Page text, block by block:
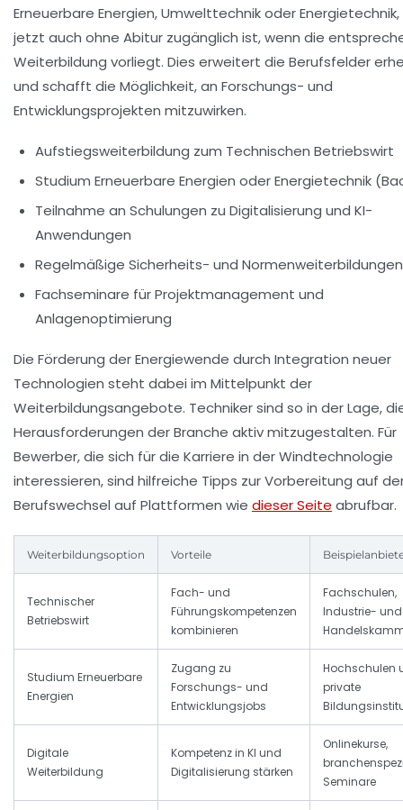
Erneuerbare Energien, Umwelttechnik oder
jetzt auch ohne Abitur zugänglich ist, wenn die
Weiterbildung vorliegt. Dies erweitert die Berufsfelder
und schafft die Möglichkeit, an Forschungs- und
Entwicklungsprojekten mitzuwirken.
Aufstiegsweiterbildung zum Technischen Betriebswirt
Studium Erneuerbare Energien oder Energie­technik
Teilnahme an Schulungen zu Digitalisierung und KI-
Anwendungen
Regelmäßige Sicherheits- und Normenweiterbildungen
Fachseminare für Projektmanagement und
Anlagenoptimierung
Die Förderung der Energie­wende durch Integration neuer
Technologien steht dabei im Mittelpunkt der
Weiterbildungsangebote. Techniker sind so in der Lage,
Herausforderungen der Branche aktiv mitzugestalten. Für
Bewerber, die sich für die Karriere in der Windtechnologie
interessieren, sind hilfreiche Tipps zur Vorbereitung auf
Berufswechsel auf Plattformen wie dieser Seite abrufbar.
Weiterbildungsoption Vorteile
Technischer
Betriebswirt
Fach- und
Führungskompetenzen
kombinieren
Fachschulen,
Industrie- und
Studium Erneuerbare
Energien
Zugang zu
Forschungs- und
Entwicklungsjobs
Hochschulen
private
Digitale
Weiterbildung
Kompetenz in KI und
Digitalisierung stärken
Onlinekurse,
Seminare